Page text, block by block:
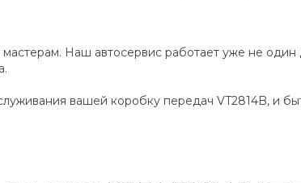
Наш автосервис работает уже не
вашей коробку передач VT2814B, и